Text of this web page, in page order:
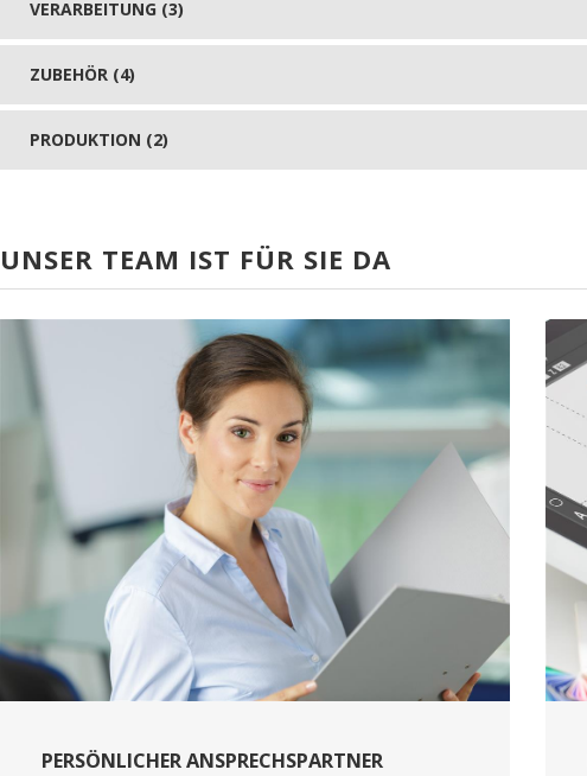
VERARBEITUNG (3)
ZUBEHÖR (4)
PRODUKTION (2)
UNSER TEAM IST FÜR SIE DA
PERSÖNLICHER ANSPRECHSPARTNER